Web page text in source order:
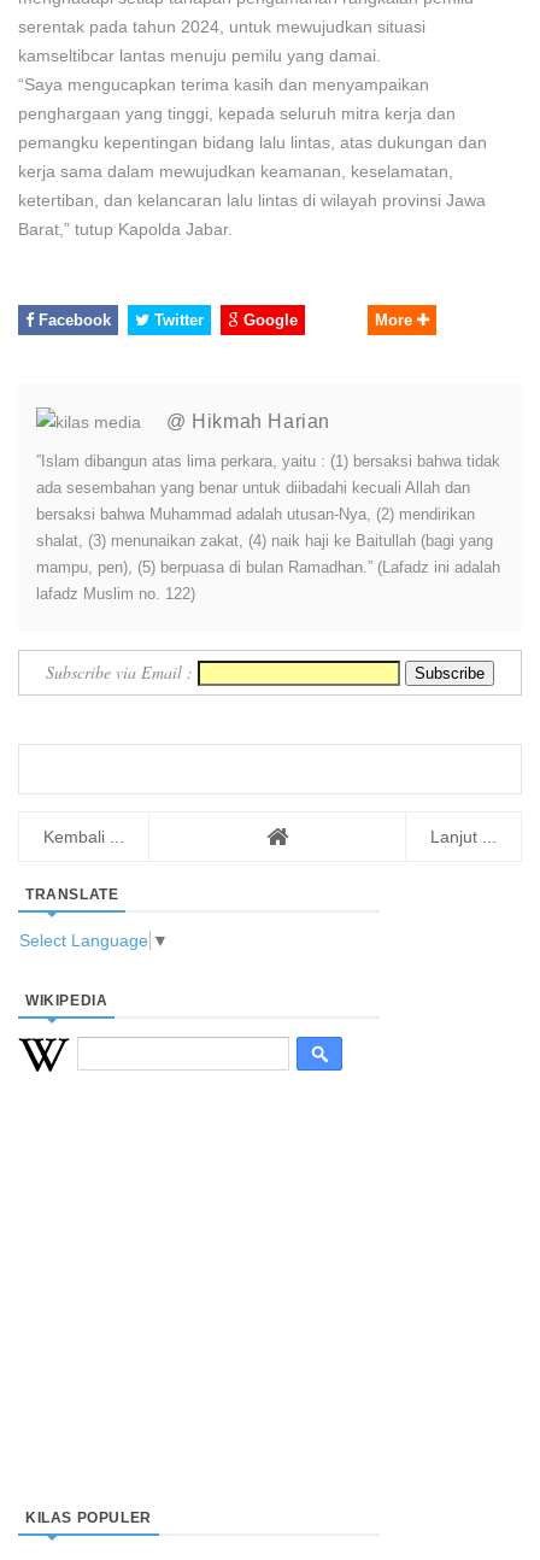
serentak pada tahun 2024, untuk mewujudkan situasi
kamseltibcar lantas menuju pemilu yang damai.
“Saya mengucapkan terima kasih dan menyampaikan
penghargaan yang tinggi, kepada seluruh mitra kerja dan
pemangku kepentingan bidang lalu lintas, atas dukungan dan
kerja sama dalam mewujudkan keamanan, keselamatan,
ketertiban, dan kelancaran lalu lintas di wilayah provinsi Jawa
Barat,” tutup Kapolda Jabar.
Facebook Twitter Google More
@ Hikmah Harian
”Islam dibangun atas lima perkara, yaitu : (1) bersaksi bahwa tidak
ada sesembahan yang benar untuk diibadahi kecuali Allah dan
bersaksi bahwa Muhammad adalah utusan-Nya, (2) mendirikan
shalat, (3) menunaikan zakat, (4) naik haji ke Baitullah (bagi yang
mampu, pen), (5) berpuasa di bulan Ramadhan.” (Lafadz ini adalah
lafadz Muslim no. 122)
Subscribe via Email :
Kembali ... Lanjut ...
TRANSLATE
Select Language ▼
WIKIPEDIA
KILAS POPULER